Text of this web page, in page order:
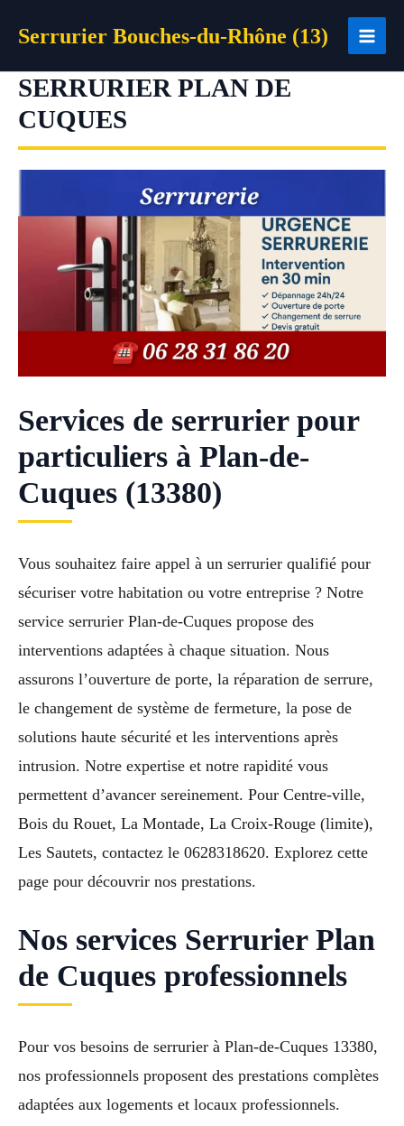
Serrurier Bouches-du-Rhône (13)
SERRURIER PLAN DE
CUQUES
Services de serrurier pour
particuliers à Plan-de-
Cuques (13380)
Vous souhaitez faire appel à un serrurier qualifié pour
sécuriser votre habitation ou votre entreprise ? Notre
service serrurier Plan-de-Cuques propose des
interventions adaptées à chaque situation. Nous
assurons l’ouverture de porte, la réparation de serrure,
le changement de système de fermeture, la pose de
solutions haute sécurité et les interventions après
intrusion. Notre expertise et notre rapidité vous
permettent d’avancer sereinement. Pour Centre-ville,
Bois du Rouet, La Montade, La Croix-Rouge (limite),
Les Sautets, contactez le 0628318620. Explorez cette
page pour découvrir nos prestations.
Nos services Serrurier Plan
de Cuques professionnels
Pour vos besoins de serrurier à Plan-de-Cuques 13380,
nos professionnels proposent des prestations complètes
adaptées aux logements et locaux professionnels.